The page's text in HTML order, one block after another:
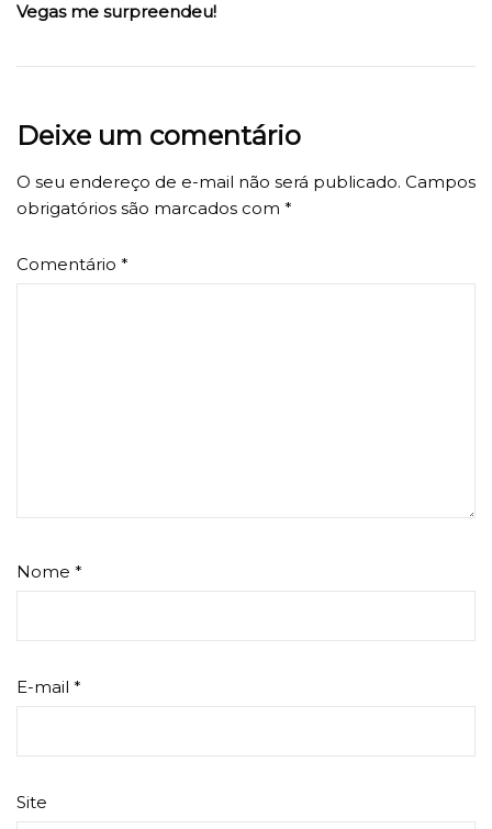
Vegas me surpreendeu!
Deixe um comentário
O seu endereço de e-mail não será publicado. Campos
obrigatórios são marcados com *
Comentário *
Nome *
E-mail *
Site